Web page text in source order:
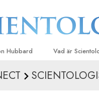
Hubbard Vad är
Trossatser och